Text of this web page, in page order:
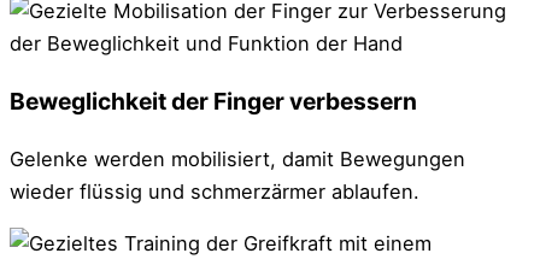
Beweglichkeit der Finger verbessern
Gelenke werden mobilisiert, damit Bewegungen
wieder flüssig und schmerzärmer ablaufen.